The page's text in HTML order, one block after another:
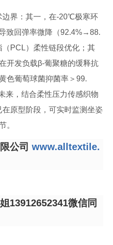
边界：其一，在-20℃极寒环
致回弹率微降（92.4%→88.
PCL）柔性链段优化；其
开发负载β-葡聚糖的缓释抗
色葡萄球菌抑菌率＞99.
来，结合柔性压力传感织物
原型阶段，可实时监测坐姿
。
公司 www.alltextile.
13912652341微信同